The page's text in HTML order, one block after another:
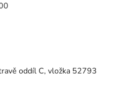
oddíl C, vložka 52793